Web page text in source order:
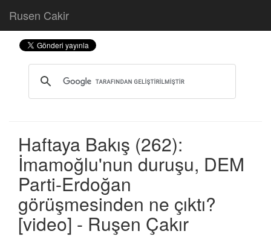
Rusen Cakir
Haftaya Bakış (262):
İmamoğlu'nun duruşu, DEM
Parti-Erdoğan
görüşmesinden ne çıktı?
[video] - Ruşen Çakır